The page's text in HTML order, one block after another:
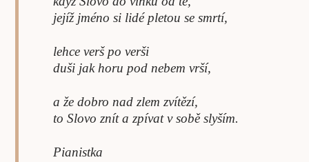
jejíž jméno si lidé pletou se smrtí,
lehce verš po verši
duši jak horu pod nebem vrší,
a že dobro nad zlem zvítězí,
to Slovo znít a zpívat v sobě slyším.
Pianistka